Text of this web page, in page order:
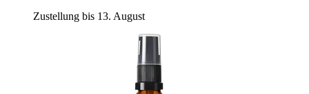
Zustellung bis 13. August